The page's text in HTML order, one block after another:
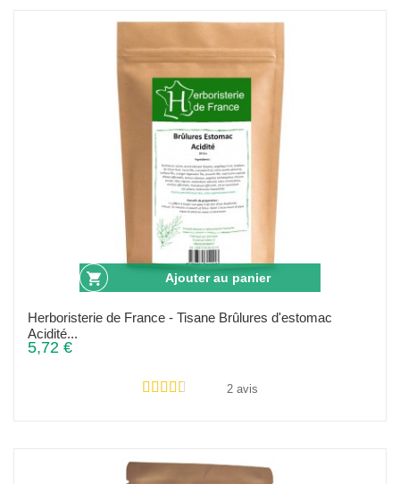
Ajouter au panier
Herboristerie de France - Tisane Brûlures d'estomac
Acidité...
5,72 €
2 avis